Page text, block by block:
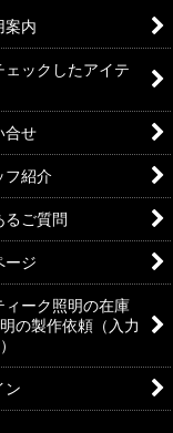
案内
ェックしたアイテ
合せ
フ紹介
るご質問
ージ
ィーク照明の在庫
の製作依頼（入力
ン